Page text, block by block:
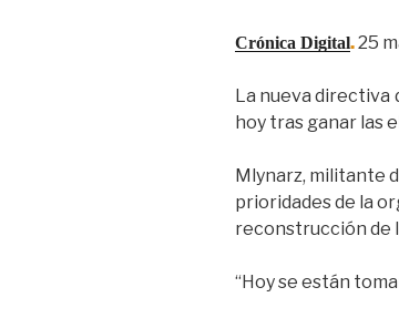
Crónica Digital.25
La nueva directiva
hoy tras ganar las
Mlynarz, militante
prioridades de la
reconstrucción de
“Hoy se están